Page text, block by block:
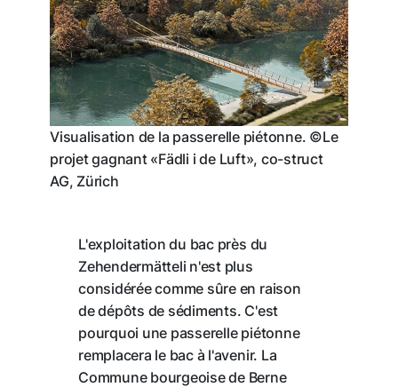
Visualisation de la passerelle piétonne. ©Le
projet gagnant «Fädli i de Luft», co-struct
AG, Zürich
L'exploitation du bac près du
Zehendermätteli n'est plus
considérée comme sûre en raison
de dépôts de sédiments. C'est
pourquoi une passerelle piétonne
remplacera le bac à l'avenir. La
Commune bourgeoise de Berne